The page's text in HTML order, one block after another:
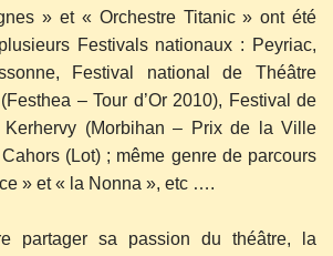
» et « Orchestre Titanic » ont été
Festivals nationaux : Peyriac,
Festival national de Théâtre
– Tour d’Or 2010), Festival de
Kerhervy (Morbihan – Prix de la Ville
(Lot) ; même genre de parcours
» et « la Nonna », etc ….
partager sa passion du théâtre, la